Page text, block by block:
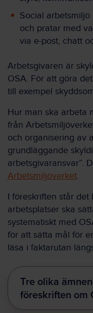
Social arbetsmiljö
och pratar med
via e-post, chatt
Arbetsgivaren är
OSA. För att göra
till exempel
Hur man ska arbeta
från
och organisering av
grundläggande
arbetsgivaransvar”.
Arbetsmiljöverket.
I föreskriften står det
arbetsplatser ska
systematiskt med
för att sätta mål för
läsa i faktarutan
Tre olika
föreskriften om